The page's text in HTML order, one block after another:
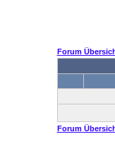
Forum
Forum